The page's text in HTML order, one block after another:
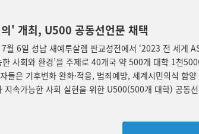
' 개최, U500 공동선언문 채택
월 6일 성남 새예루살렘 판교성전에서 ‘2023 전 세계
한 사회와 환경’을 주제로 40개국 약 500개 대학 1천
들은 기후변화 완화·적응, 범죄예방, 세계시민의식 함양
지속가능한 사회 실현을 위한 U500(500개 대학) 공동